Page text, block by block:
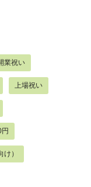
業祝い
上場祝い
）